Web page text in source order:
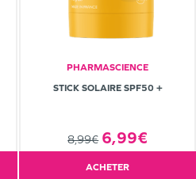
PHARMASCIENCE
STICK SOLAIRE SPF50 +
8,99€ 6,99€
ACHETER